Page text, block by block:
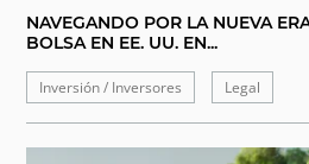
NAVEGANDO POR LA NUEVA
BOLSA EN EE. UU. EN...
Inversión / Inversores Legal